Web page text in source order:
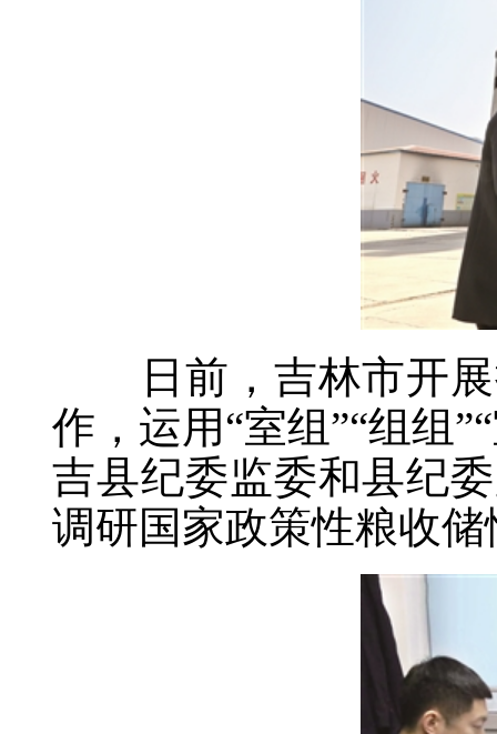
日前，吉林市开展
作，运用“室组”“组组
吉县纪委监委和县纪
调研国家政策性粮收